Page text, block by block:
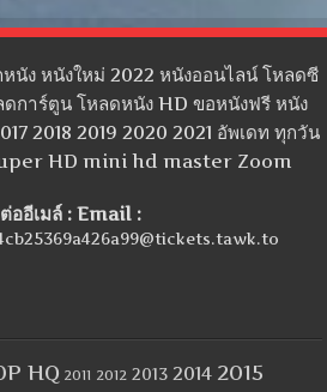
นัง หนังใหม่ 2022 หนังออนไลน์ โหลดซี
การ์ตูน โหลดหนัง HD ขอหนังฟรี หนัง
2018 2019 2020 2021 อัพเดท ทุกวัน
HD mini hd master Zoom
ออีเมล์ : Email :
HQ 2011 2012 2013 2014 2015